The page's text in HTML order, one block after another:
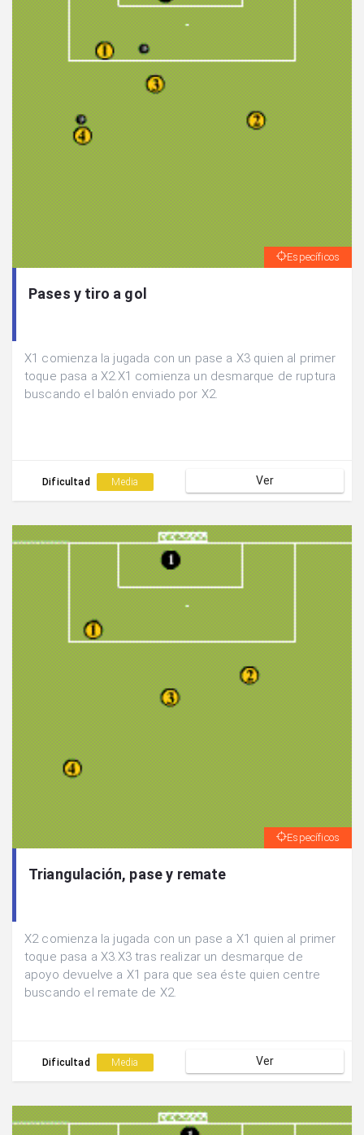
Específicos
Pases y tiro a gol
X1 comienza la jugada con un pase a X3 quien al primer
toque pasa a X2.X1 comienza un desmarque de ruptura
buscando el balón enviado por X2.
Dificultad Media Ver
Específicos
Triangulación, pase y remate
X2 comienza la jugada con un pase a X1 quien al primer
toque pasa a X3.X3 tras realizar un desmarque de
apoyo devuelve a X1 para que sea éste quien centre
buscando el remate de X2.
Dificultad Media Ver